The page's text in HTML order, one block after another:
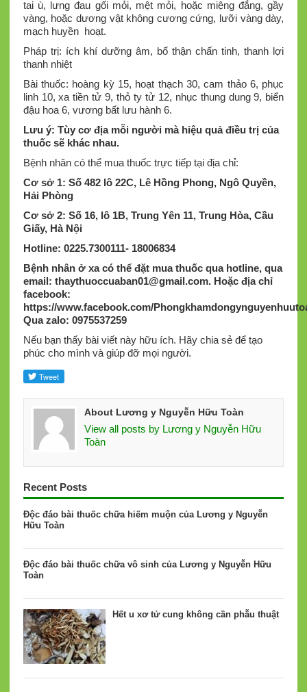
tai ù, lưng đau gối mỏi, mệt mỏi, hoặc miệng đắng, gầy
vàng, hoặc dương vật không cương cứng, lưỡi vàng dày,
mạch huyền hoạt.
Pháp trị: ích khí dưỡng âm, bổ thận chấn tinh, thanh lợi
thanh nhiệt
Bài thuốc: hoàng kỳ 15, hoạt thạch 30, cam thảo 6, phục
linh 10, xa tiền tử 9, thỏ ty tử 12, nhục thung dung 9, biển
đậu hoa 6, vương bất lưu hành 6.
Lưu ý: Tùy cơ địa mỗi người mà hiệu quả điều trị của
thuốc sẽ khác nhau.
Bệnh nhân có thể mua thuốc trực tiếp tại địa chỉ:
Cơ sở 1: Số 482 lô 22C, Lê Hồng Phong, Ngô Quyền,
Hải Phòng
Cơ sở 2: Số 16, lô 1B, Trung Yên 11, Trung Hòa, Cầu
Giấy, Hà Nội
Hotline: 0225.7300111- 18006834
Bệnh nhân ở xa có thể đặt mua thuốc qua hotline, qua
email: thaythuoccuaban01@gmail.com. Hoặc địa chỉ
facebook:
https://www.facebook.com/
Qua zalo: 0975537259
Nếu bạn thấy bài viết này hữu ích. Hãy chia sẻ để tạo
phúc cho mình và giúp đỡ mọi người.
About Lương y Nguyễn Hữu Toàn
View all posts by Lương y Nguyễn Hữu
Toàn
Recent Posts
Độc đáo bài thuốc chữa hiếm muộn của Lương y Nguyễn
Hữu Toàn
Độc đáo bài thuốc chữa vô sinh của Lương y Nguyễn Hữu
Toàn
Hết u xơ tử cung không cần phẫu thuật